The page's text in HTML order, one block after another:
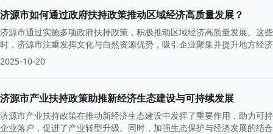
济源市如何通过政府扶持政策推动区域经济高质量发展？
济源市通过实施多项政府扶持政策，积极推动区域经济高质量发展。这
时，济源市注重发挥文化与自然资源优势，吸引企业聚集并提升地方经
2025-10-20
济源市产业扶持政策助推新经济生态建设与可持续发展
济源市产业扶持政策在推动新经济生态建设中发挥了重要作用，助力可
企业落户，促进了产业转型升级。同时，加强生态保护与经济发展的结